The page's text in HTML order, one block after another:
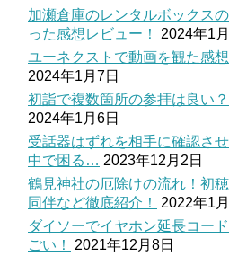
加瀬倉庫のレンタルボックス
った感想レビュー！
2024年1
ユーネクストで動画を観た感
2024年1月7日
初詣で複数箇所の参拝は良い
2024年1月6日
受話器はずれを相手に確認さ
中で困る… 2023年12月2日
鶴見神社の厄除けの流れ！初
同伴など徹底紹介！
2022年1
ダイソーでイヤホン延長コー
ごい！
2021年12月8日